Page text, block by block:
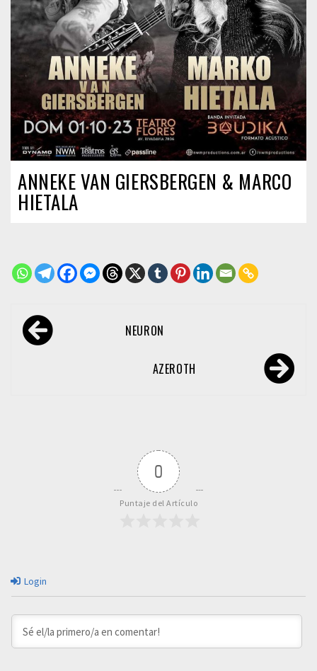
ANNEKE VAN GIERSBERGEN & MARCO
HIETALA
Navegación
de NEURON
AZEROTH
0
Puntaje del Artículo
Login